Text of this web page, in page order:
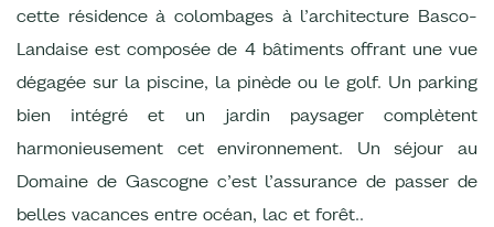
cette résidence à colombages à l’architecture Basco-
Landaise est composée de 4 bâtiments offrant une vue
dégagée sur la piscine, la pinède ou le golf. Un parking
bien intégré et un jardin paysager complètent
harmonieusement cet environnement. Un séjour au
Domaine de Gascogne c’est l’assurance de passer de
belles vacances entre océan, lac et forêt..